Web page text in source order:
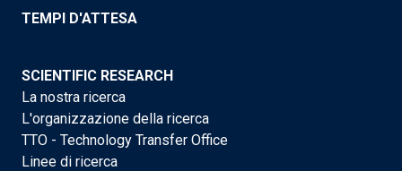
TEMPI D'ATTESA
SCIENTIFIC RESEARCH
La nostra ricerca
L'organizzazione della ricerca
TTO - Technology Transfer Office
Linee di ricerca